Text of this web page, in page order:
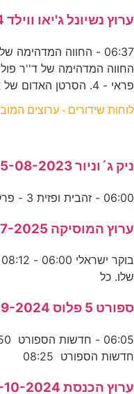
ערוץ נשיונל ג'יאו ווילד 11-12-2024
פראי - 4. הסרטן האדום של אי הכריסטמ 07:46 -
לוחות שידורים - ערוצים
ניק ג´וניור 25-08-2023
06:00 - זהבית ופזית 3 - פרק 47 06:22 - אנה וחברים -
ערוץ המוסיקה 29-07-2025
שלו. כל
ספורט 5 פלוס 05-09-2024
חדשות הספורט 08:25
ערוץ הכנסת 25-10-2024